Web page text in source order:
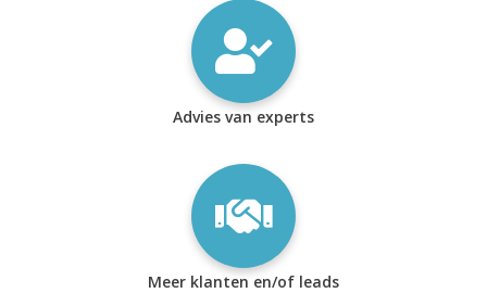
Advies van experts
Meer klanten en/of leads